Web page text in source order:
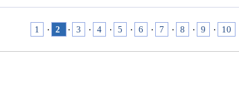
1 ‧ 2 ‧ 3 ‧ 4 ‧ 5 ‧ 6 ‧ 7 ‧ 8 ‧ 9 ‧ 10